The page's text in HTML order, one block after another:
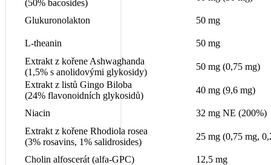
(50% bacosides)
Glukuronolakton 50 mg
L-theanin
50 mg
Extrakt z kořene Ashwaghanda
(1,5% s anolidovými glykosidy)
50 mg (0,75 mg)
Extrakt z listů Gingo Biloba
(24% flavonoidních glykosidů)
40 mg (9,6 mg)
Niacin
32 mg NE (200%)
Extrakt z kořene Rhodiola rosea
(3% rosavins, 1% salidrosides)
25 mg (0,75 mg,
Cholin alfoscerát (alfa-GPC) 12,5 mg